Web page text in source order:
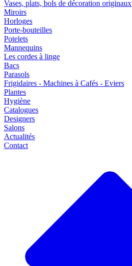
Vases, plats, bols de décoration originaux
Miroirs
Horloges
Porte-bouteilles
Potelets
Mannequins
Les cordes à linge
Bacs
Parasols
Frigidaires - Machines à Cafés - Eviers
Plantes
Hygiène
Catalogues
Designers
Salons
Actualités
Contact